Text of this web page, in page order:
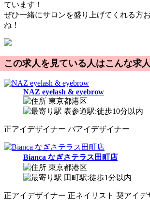
ています！
ぜひ一緒にサロンを盛り上げてくれる方
ね！
この求人を見ている人はこんな求
NAZ eyelash & eyebrow
東京都港区
表参道駅:徒歩10分以内
正アイデザイナー パアイデザイナー
Bianca なぎさテラス田町店
東京都港区
田町駅:徒歩1分以内
正アイデザイナー 正ネイリスト 契アイデ